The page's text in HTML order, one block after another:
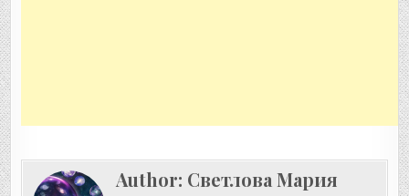
Author: Светлова Мария